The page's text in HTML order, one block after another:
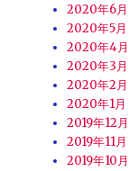
2020年6月
2020年5月
2020年4月
2020年3月
2020年2月
2020年1月
2019年12月
2019年11月
2019年10月